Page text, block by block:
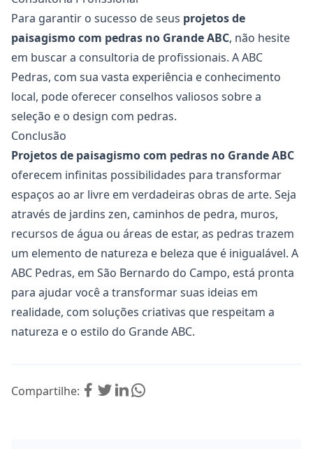
Para garantir o sucesso de seus projetos de
paisagismo com pedras no Grande ABC, não hesite
em buscar a consultoria de profissionais. A ABC
Pedras, com sua vasta experiência e conhecimento
local, pode oferecer conselhos valiosos sobre a
seleção e o design com pedras.
Conclusão
Projetos de paisagismo com pedras no Grande ABC
oferecem infinitas possibilidades para transformar
espaços ao ar livre em verdadeiras obras de arte. Seja
através de jardins zen, caminhos de pedra, muros,
recursos de água ou áreas de estar, as pedras trazem
um elemento de natureza e beleza que é inigualável. A
ABC Pedras, em São Bernardo do Campo, está pronta
para ajudar você a transformar suas ideias em
realidade, com soluções criativas que respeitam a
natureza e o estilo do Grande ABC.
Compartilhe: